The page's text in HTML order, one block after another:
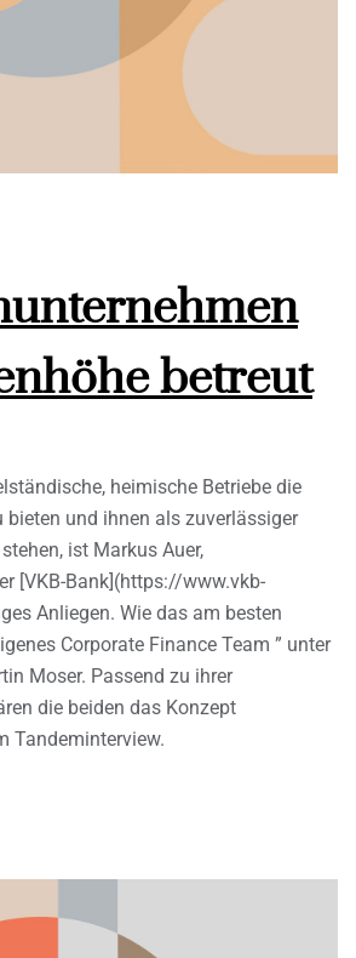
betreut
heimische Betriebe die
bieten und ihnen als zuverlässiger
ist Markus Auer,
[VKB-Bank](https://www.vkb-
Anliegen. Wie das am besten
Corporate Finance Team ” unter
Moser. Passend zu ihrer
die beiden das Konzept
Tandeminterview.